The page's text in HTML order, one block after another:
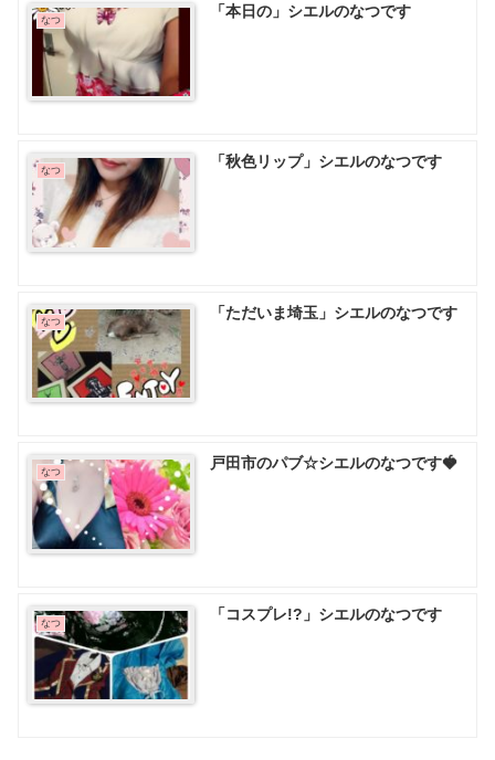
なつ 「本日の」シエルのなつです
なつ 「秋色リップ」シエルのなつです
なつ 「ただいま埼玉」シエルのなつです
なつ 戸田市のパブ☆シエルのなつです🍓
なつ 「コスプレ!?」シエルのなつです